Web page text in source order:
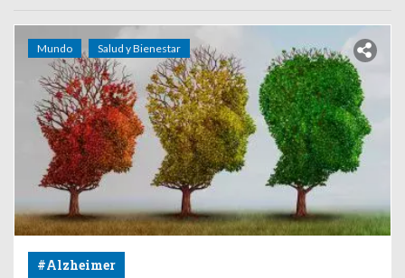
Mundo Salud y Bienestar
#Alzheimer